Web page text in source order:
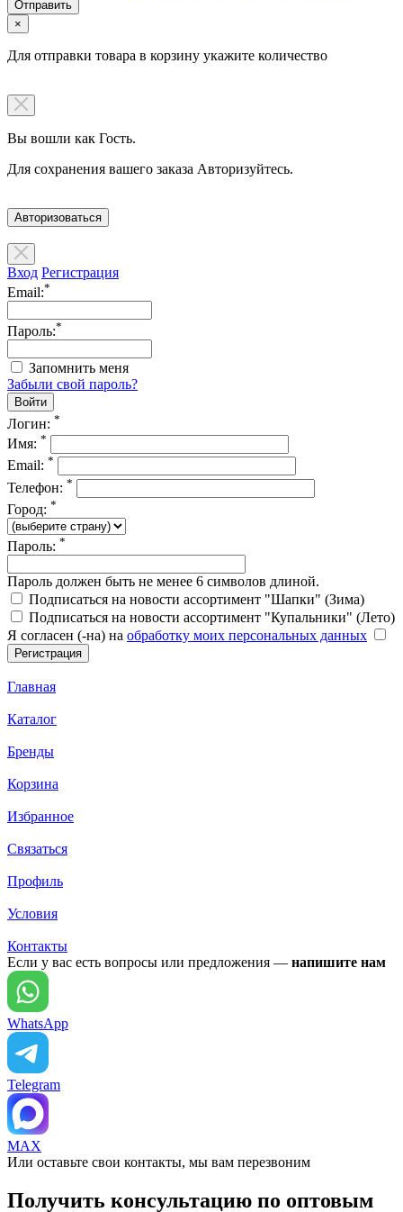
×
Для отправки товара в корзину укажите количество
Вы вошли как Гость.
Для сохранения вашего заказа Авторизуйтесь.
Авторизоваться
Вход Регистрация
Email:*
Пароль:*
Запомнить меня
Забыли свой пароль?
Логин: *
Имя: *
Email: *
Телефон: *
Город: *
Пароль: *
Пароль должен быть не менее 6 символов длиной.
Подписаться на новости ассортимент "Шапки" (Зима)
Подписаться на новости ассортимент "Купальники" (Лето)
Я согласен (-на) на обработку моих персональных данных
Главная
Каталог
Бренды
Корзина
Избранное
Связаться
Профиль
Условия
Контакты
Если у вас есть вопросы или предложения — напишите нам
WhatsApp
Telegram
MAX
Или оставьте свои контакты, мы вам перезвоним
Получить консультацию по оптовым